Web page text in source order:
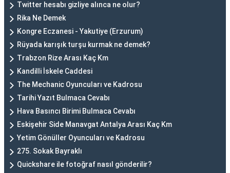
Twitter hesabı gizliye alınca ne olur?
Rika Ne Demek
Kongre Eczanesi - Yakutiye (Erzurum)
Rüyada karışık turşu kurmak ne demek?
Trabzon Rize Arası Kaç Km
Kandilli İskele Caddesi
The Mechanic Oyuncuları ve Kadrosu
Tarihi Yazıt Bulmaca Cevabı
Hava Basıncı Birimi Bulmaca Cevabı
Eskişehir Side Manavgat Antalya Arası Kaç Km
Yetim Gönüller Oyuncuları ve Kadrosu
275. Sokak Bayraklı
Quickshare ile fotoğraf nasıl gönderilir?